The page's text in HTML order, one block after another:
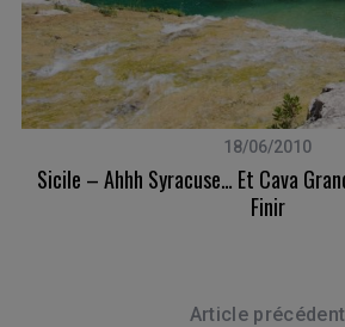
18/06/2010
Sicile – Ahhh Syracuse… Et Cava
Finir
Article précédent
S
e